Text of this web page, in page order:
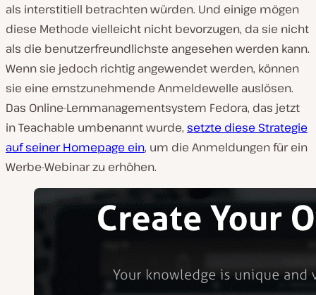
als interstitiell betrachten würden. Und einige mögen
diese Methode vielleicht nicht bevorzugen, da sie nicht
als die benutzerfreundlichste angesehen werden kann.
Wenn sie jedoch richtig angewendet werden, können
sie eine ernstzunehmende Anmeldewelle auslösen.
Das Online-Lernmanagementsystem Fedora, das jetzt
in Teachable umbenannt wurde, setzte diese Strategie
auf seiner Homepage ein, um die Anmeldungen für ein
Werbe-Webinar zu erhöhen.